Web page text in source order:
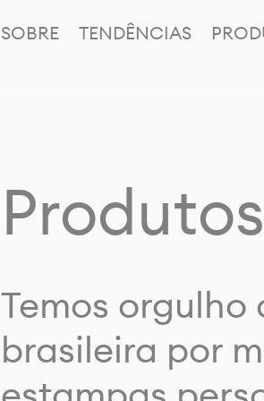
SOBRE TENDÊNCIAS
Produtos
Temos
brasileira por